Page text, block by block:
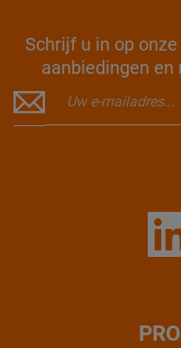
Schrijf u in op
aanbiedingen